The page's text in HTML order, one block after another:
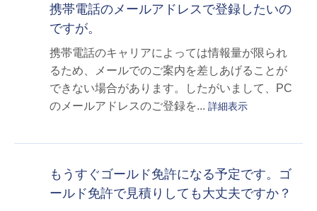
携帯電話のメールアドレスで登録したいの
ですが。
携帯電話のキャリアによっては情報量が限られ
るため、メールでのご案内を差しあげることが
できない場合があります。したがいまして、PC
のメールアドレスのご登録を... 詳細表示
もうすぐゴールド免許になる予定です。ゴ
ールド免許で見積りしても大丈夫ですか？